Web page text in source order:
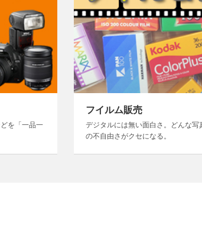
を「一品一
フイルム販売
デジタルには無い面白さ。どんな
の不自由さがクセになる。